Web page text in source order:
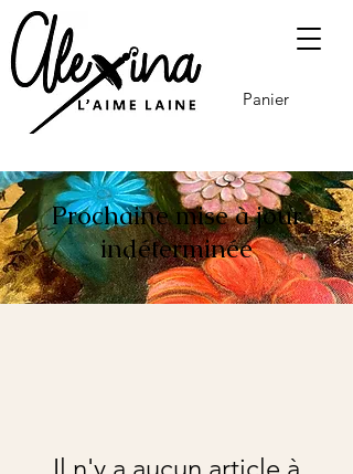
Panier
Prochaine mise à jour
indéterminée